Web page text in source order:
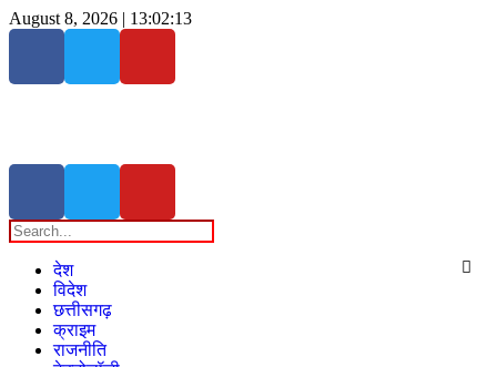
August 8, 2026 | 13:02:14
देश
विदेश
छत्तीसगढ़
क्राइम
राजनीति